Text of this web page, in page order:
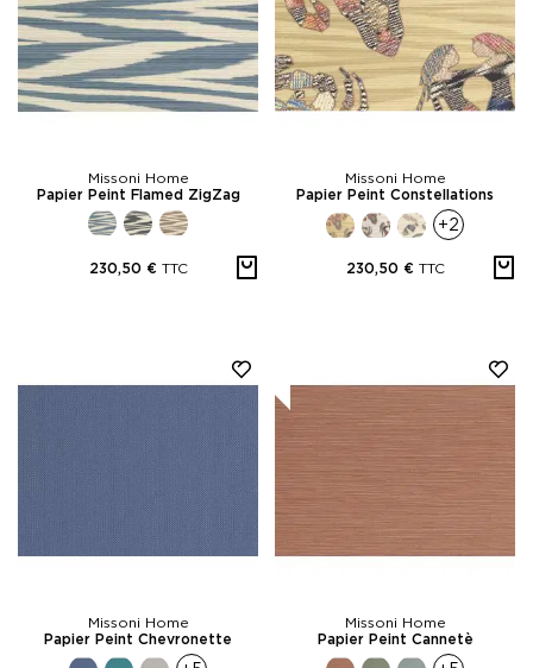
Missoni Home
Papier Peint Flamed ZigZag
230,50 € TTC
Missoni Home
Papier Peint Constellations
+2
230,50 € TTC
Missoni Home
Papier Peint Chevronette
Missoni Home
Papier Peint Cannetè